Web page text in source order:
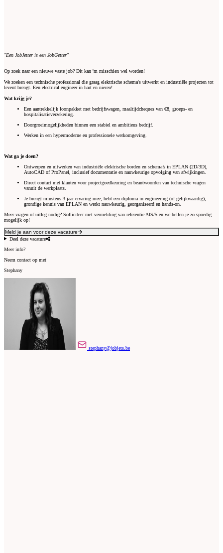
"Een JobJetter is een JobGetter"
Op zoek naar een nieuwe vaste job? Dit kan 'm misschien wel worden!
We zoeken een technische professional die graag elektrische schema's uitwerkt en industriële projecten tot
levent brengt. Een electrical engineer in hart en nieren!
Wat krijg je?
Een aantrekkelijk loonpakket met bedrijfswagen, maaltijdcheques van €8, groeps- en
hospitalisatieverzekering.
Doorgroeimogelijkheden binnen een stabiel en ambitieus bedrijf.
Werken in een hypermoderne en professionele werkomgeving.
Wat ga je doen?
Ontwerpen en uitwerken van industriële elektrische borden en schema’s in EPLAN (2D/3D),
AutoCAD of ProPanel, inclusief documentatie en nauwkeurige opvolging van afwijkingen.
Direct contact met klanten voor projectgoedkeuring en beantwoorden van technische vragen
vanuit de werkplaats.
Je brengt minstens 3 jaar ervaring mee, hebt een diploma in engineering (of gelijkwaardig),
grondige kennis van EPLAN en werkt nauwkeurig, georganiseerd en hands-on.
Meer vragen of uitleg nodig? Solliciteer met vermelding van referentie AIS/5 en we bellen je zo spoedig
mogelijk op!
Meld je aan voor deze vacature
Deel deze vacature
Meer info?
Neem contact op met
Stephany
stephany@jobjets.be